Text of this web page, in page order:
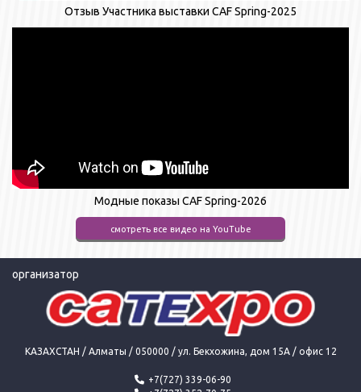
Отзыв Участника выставки CAF Spring-2025
Модные показы CAF Spring-2026
смотреть все видео на YouTube
организатор
КАЗАХСТАН / Алматы / 050000 / ул. Бекхожина, дом 15А / офис 12
+7(727) 339-06-90